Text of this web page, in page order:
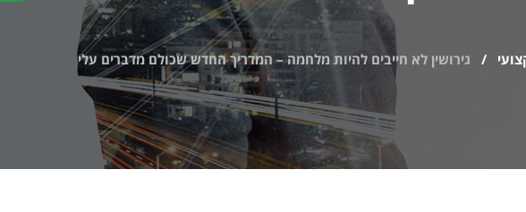
/ גירושין לא חייבים להיות מלחמה – המדריך החדש שכולם מדברים עלי